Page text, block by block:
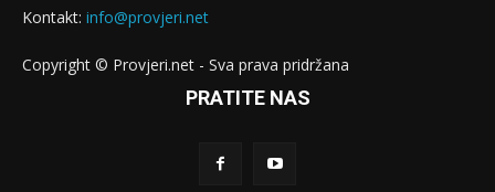
Kontakt: info@provjeri.net
Copyright © Provjeri.net - Sva prava pridržana
PRATITE NAS